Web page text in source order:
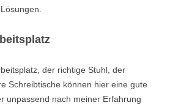
der richtige Stuhl, der
Schreibtische können hier eine gute
unpassend nach meiner Erfahrung